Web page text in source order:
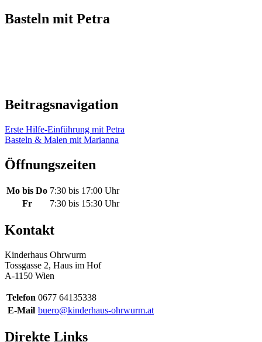
Basteln mit Petra
Beitragsnavigation
Erste Hilfe-Einführung mit Petra
Basteln & Malen mit Marianna
Öffnungszeiten
Mo bis Do 7:30 bis 17:00 Uhr
Fr
7:30 bis 15:30 Uhr
Kontakt
Kinderhaus Ohrwurm
Tossgasse 2, Haus im Hof
A-1150 Wien
Telefon 0677 64135338
E-Mail buero@kinderhaus-ohrwurm.at
Direkte Links